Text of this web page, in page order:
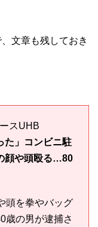
文章も残しておき
スUHB
た」コンビニ駐
顔や頭殴る…80
頭を拳やバッグ
歳の男が逮捕さ